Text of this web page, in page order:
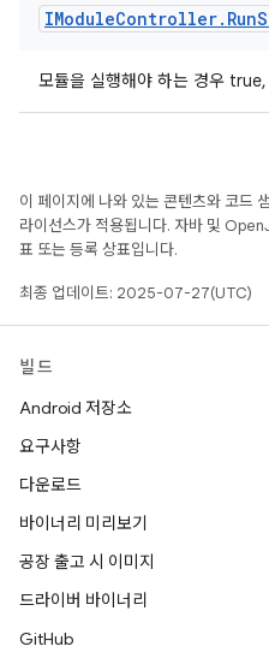
IModuleController. Run
모듈을 실행해야 하는 경우
이 페이지에 나와 있는 콘텐츠와 코드
라이선스가 적용됩니다. 자바 및
표 또는 등록 상표입니다.
최종 업데이트: 2025-07-27(UTC)
빌드
Android 저장소
요구사항
다운로드
바이너리 미리보기
공장 출고 시 이미지
드라이버 바이너리
GitHub